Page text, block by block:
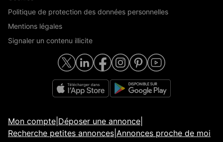
Politique de protection des données personnelles
Mentions légales
Signaler un contenu illicite
Mon compte Déposer une annonce
Recherche petites annonces Annonces proche de moi